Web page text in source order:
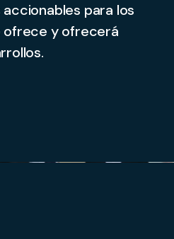
para los
y ofrecerá